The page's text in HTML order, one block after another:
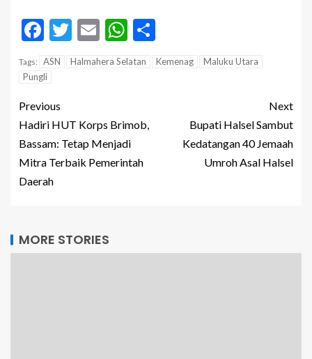
Facebook
Twitter
EmailWhatsApp
Tags: ASN Halmahera Selatan Kemenag
Maluku Utara
Pungli
Previous
Hadiri HUT Korps Brimob,
Bassam: Tetap Menjadi
Mitra Terbaik Pemerintah
Daerah
Next
Bupati Halsel Sambut
Kedatangan 40 Jemaah
Umroh Asal Halsel
MORE STORIES